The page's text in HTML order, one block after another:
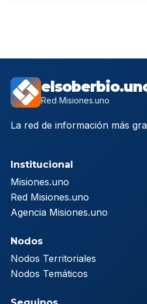
Red Misiones.uno
La red de información más
Institucional
Misiones.uno
Red Misiones.uno
Agencia Misiones.uno
Nodos
Nodos Territoriales
Nodos Temáticos